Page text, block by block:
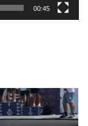
00:45